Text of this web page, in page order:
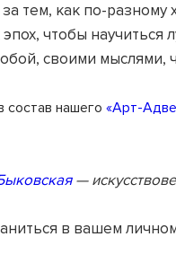
тем, как по-разному
чтобы
своими мыслями,
состав нашего «Арт-
—
в вашем